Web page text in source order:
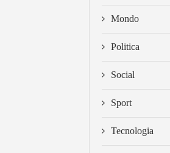
Mondo
Politica
Social
Sport
Tecnologia